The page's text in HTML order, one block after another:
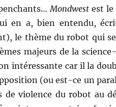
Mondwestest le
en a, bien entendu,
le thème du robot qui
majeurs de la
intéressante car il la
(ou est-ce un
de violence du robot au